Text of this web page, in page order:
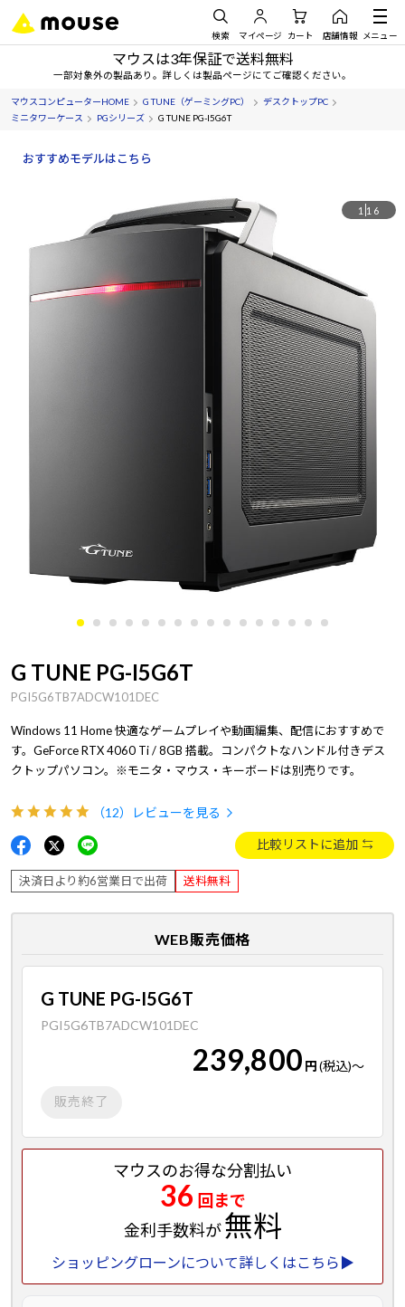
検索 マイページ カート 店舗情報 メニュー
マウスは3年保証で送料無料
一部対象外の製品あり。詳しくは製品ページにてご確認ください。
マウスコンピューターHOME G TUNE（ゲーミングPC）
デスクトップPC
ミニタワーケース
PGシリーズ G TUNE PG-I5G6T
おすすめモデルはこちら
1 16
G TUNE PG-I5G6T
PGI5G6TB7ADCW101DEC
Windows 11 Home 快適なゲームプレイや動画編集、配信におすすめで
す。GeForce RTX 4060 Ti / 8GB 搭載。コンパクトなハンドル付きデス
クトップパソコン。※モニタ・マウス・キーボードは別売りです。
（12） レビューを見る
比較リストに追加
決済日より約6営業日で出荷 送料無料
WEB販売価格
G TUNE PG-I5G6T
PGI5G6TB7ADCW101DEC
239,800 円(税込)～
販売終了
マウスのお得な分割払い
36 回まで
金利手数料が無料
ショッピングローンについて詳しくはこちら▶